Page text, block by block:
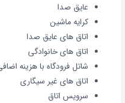
عایق صدا
کرایه ماشین
اتاق های عایق صدا
اتاق های خانوادگی
شاتل فرودگاه با هزینه
اتاق های غیر سیگاری
سرویس اتاق